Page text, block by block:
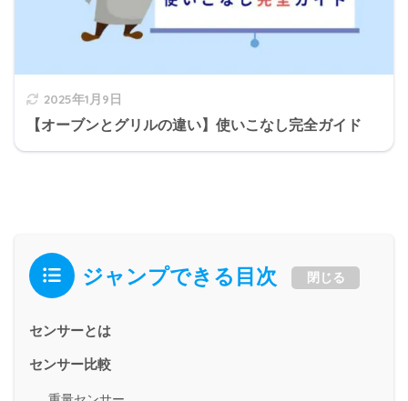
2025年1月9日
【オーブンとグリルの違い】使いこなし完全ガイド
ジャンプできる目次 閉じる
センサーとは
センサー比較